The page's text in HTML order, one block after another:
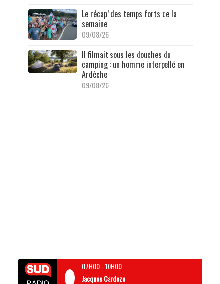
Le récap’ des temps forts de la
semaine
09/08/26
Il filmait sous les douches du
camping : un homme interpellé en
Ardèche
09/08/26
07H00-10H00
Jacques Cardoze